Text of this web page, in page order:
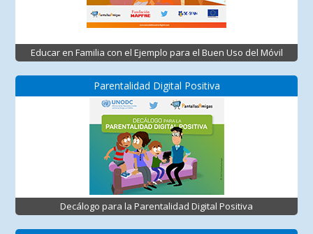
Educar en Familia con el Ejemplo para el Buen Uso del Móvil
Parentalidad Digital Positiva
Decálogo para la Parentalidad Digital Positiva